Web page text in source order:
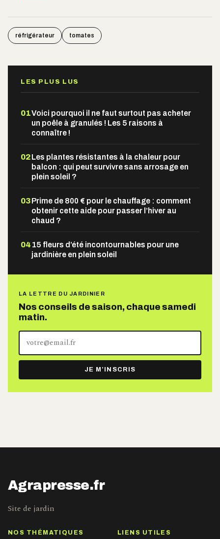
réfrigérateur tomates
LES PLUS LUS
01Voici pourquoi il ne faut surtout pas acheter
un poêle à granulés ! Les 5 raisons à
connaître !
02Les plantes résistantes à la chaleur pour
balcon : qui peut survivre sans arrosage en
plein soleil ?
03Prime de 800 € pour le chauffage : comment
obtenir cette aide pour passer l’hiver au
chaud ?
04 15 fleurs d’été incontournables pour une
jardinière en plein soleil
LA LETTRE DU JARDINIER
Nos conseils de saison, chaque samedi
matin.
Votre
adresse
e-
mail
JE M’INSCRIS
Agrapresse.fr
Site de jardin
NOS THÉMATIQUES LIENS UTILES